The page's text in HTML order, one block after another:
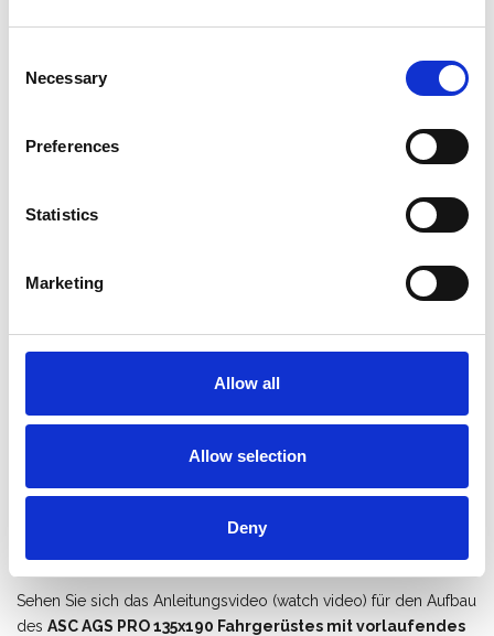
Selection
Necessary
Preferences
Statistics
Marketing
Allow all
Allow selection
Deny
Sie haben die Wahl zwischen Bühne mit Holzbelag oder
Carbonbelag. Eine
Plattform mit Carbonboden ist 25%
Das ASC Fahrgerüst mit Montageschutzgeländer ist für
Arbeiten im
geeignet.
ausgestattet,
die bis zu 25 cm höhenverstellbar sind.
ausgestattet.
Schneller Auf- und Abbau durch den
innovativen
Das ASC Profi-Gerüst ist mit einem
Materialien oder Werkzeuge von die Plattform fallen.
können Sie dieses Rollgerüst
mit einer Breite von 135 cm auf eine Arbeitshöhe von 14
Wie baue ich ein Fahrgerüst mit
Montageschutzgeländer auf?
Sehen Sie sich das Anleitungsvideo (watch video) für den Aufbau
des ASC AGS PRO 135x190 Fahrgerüstes mit vorlaufendes